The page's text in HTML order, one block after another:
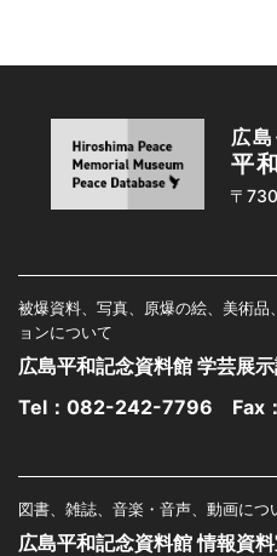
広
平
〒
被爆資料、写真、原爆の絵、美術
ョンについて
広島平和記念資料館 学芸展
Tel： 082-242-7796 Fax
図書、雑誌、音楽・音声、動画につ
広島平和記念資料館 情報資